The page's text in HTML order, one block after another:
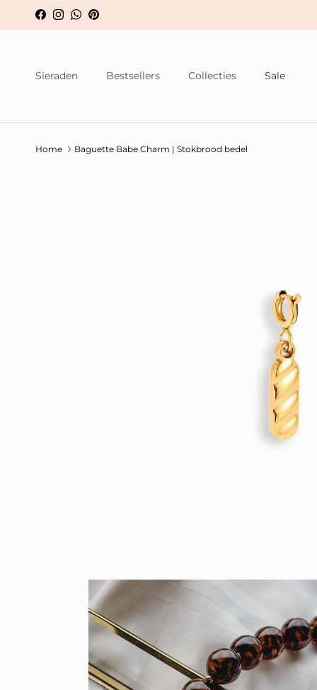
Ga naar inhoud
Facebook
Instagram
WhatsApp
Pinterest
Sieraden Bestsellers Collecties Sale
Home Baguette Babe Charm | Stokbrood bedel